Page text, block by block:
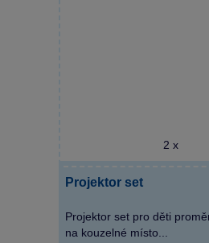
2 x
Projektor set
Projektor set pro děti
na kouzelné místo...